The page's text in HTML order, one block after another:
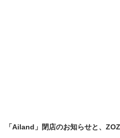
「Ailand」閉店のお知らせと、